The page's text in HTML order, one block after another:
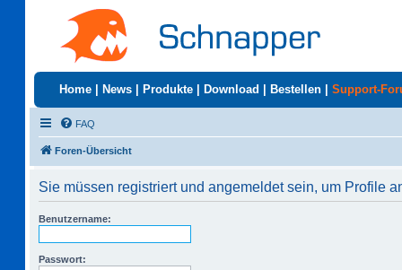
Home News Produkte Download Bestellen Support-
FAQ
Foren-Übersicht
Sie müssen registriert und angemeldet sein, um Profile
Benutzername:
Passwort: